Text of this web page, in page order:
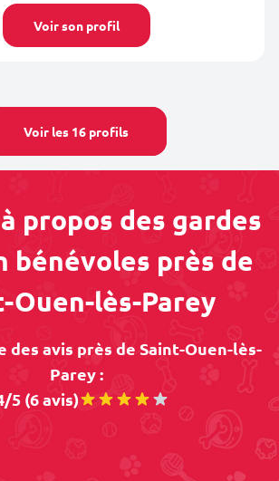
Voir son profil
Voir les 16 profils
propos des gardes
bénévoles près de
Ouen-lès-Parey
des avis près de Saint-Ouen-lès-
Parey :
5 (6 avis)